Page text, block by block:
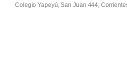
Colegio Yapeyú, San Juan 444,